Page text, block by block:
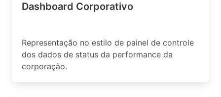
Dashboard Corporativo
Representação no estilo de painel de controle
dos dados de status da performance da
corporação.